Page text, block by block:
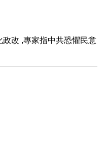
改 ,專家指中共恐懼民意